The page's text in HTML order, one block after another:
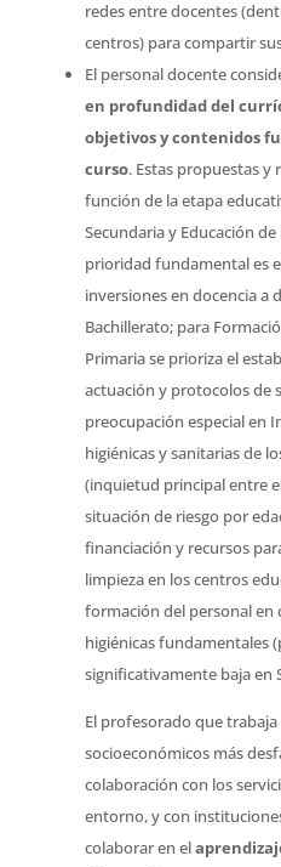
redes entre docentes
centros) para compartir
El personal docente
en profundidad del
objetivos y contenidos
curso. Estas propuestas y
función de la etapa
Secundaria y Educación
prioridad fundamental es
inversiones en docencia a
Bachillerato; para
Primaria se prioriza el
actuación y protocolos de
preocupación especial en
higiénicas y sanitarias de
(inquietud principal entre
situación de riesgo por
financiación y recursos
limpieza en los centros
formación del personal en
higiénicas fundamentales
significativamente baja en
El profesorado que
socioeconómicos más
colaboración con los
entorno, y con
colaborar en el